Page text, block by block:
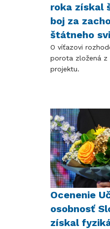
roka získal
boj za
štátneho
O víťazovi
porota zložená z
projektu.
Ocenenie
osobnosť
získal